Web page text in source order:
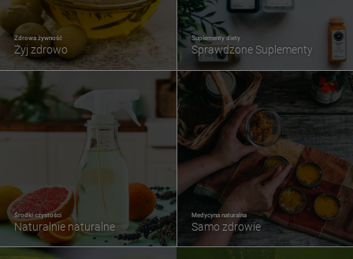
Zdrowa żywność
Żyj zdrowo
Suplementy diety
Sprawdzone Suplementy
Środki czystości
Naturalnie naturalne
Medycyna naturalna
Samo zdrowie